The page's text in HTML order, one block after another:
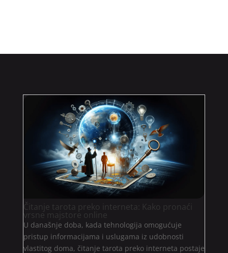
Čitanje tarota preko interneta: Kako pronaći
vrsne majstore online
U današnje doba, kada tehnologija omogućuje
pristup informacijama i uslugama iz udobnosti
vlastitog doma, čitanje tarota preko interneta postaje